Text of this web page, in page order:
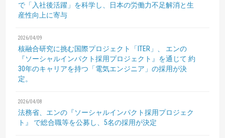
で「入社後活躍」を科学し、日本の労働力不足解消と生
産性向上に寄与
2026/04/09
核融合研究に挑む国際プロジェクト「ITER」、
エンの
『ソーシャルインパクト採用プロジェクト』を通じて 約
30年のキャリアを持つ「電気エンジニア」の採用が決
定。
2026/04/08
法務省、エンの『ソーシャルインパクト採用プロジェク
ト』
で総合職等を公募し、5名の採用が決定